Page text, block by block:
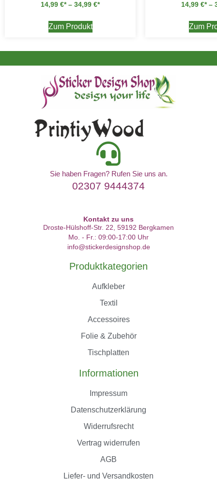
14,99 € – 34,99 €
Zum Produkt
14,99 € –
Zum
Sie haben Fragen? Rufen Sie uns an.
02307 9444374
Kontakt zu uns
Droste-Hülshoff-Str. 22, 59192 Bergkamen
Mo. - Fr.: 09:00-17:00 Uhr
info@stickerdesignshop.de
Produktkategorien
Aufkleber
Textil
Accessoires
Folie & Zubehör
Tischplatten
Informationen
Impressum
Datenschutzerklärung
Widerrufsrecht
Vertrag widerrufen
AGB
Liefer- und Versandkosten